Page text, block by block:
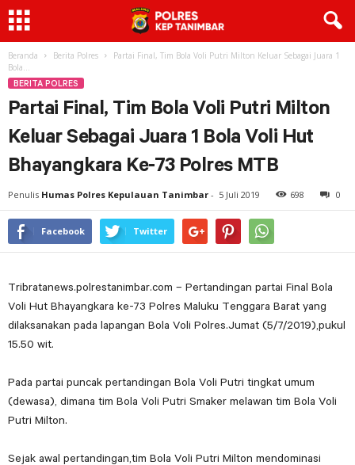
Beranda Berita Polres
Partai Final, Tim Bola Voli Putri Milton Keluar Sebagai Juara 1
Bola...
BERITA POLRES
Partai Final, Tim Bola Voli Putri Milton
Keluar Sebagai Juara 1 Bola Voli Hut
Bhayangkara Ke-73 Polres MTB
Penulis Humas Polres Kepulauan Tanimbar - 5 Juli 2019 698 0
Facebook Twitter
Tribratanews.polrestanimbar.com – Pertandingan partai Final Bola
Voli Hut Bhayangkara ke-73 Polres Maluku Tenggara Barat yang
dilaksanakan pada lapangan Bola Voli Polres.Jumat (5/7/2019),pukul
15.50 wit.
Pada partai puncak pertandingan Bola Voli Putri tingkat umum
(dewasa), dimana tim Bola Voli Putri Smaker melawan tim Bola Voli
Putri Milton.
Sejak awal pertandingan,tim Bola Voli Putri Milton mendominasi